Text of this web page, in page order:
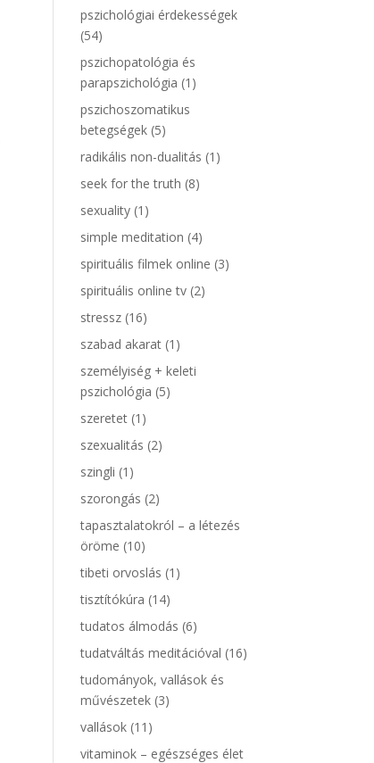
pszichológiai érdekességek
(54)
pszichopatológia és
parapszichológia (1)
pszichoszomatikus
betegségek (5)
radikális non-dualitás (1)
seek for the truth (8)
sexuality (1)
simple meditation (4)
spirituális filmek online (3)
spirituális online tv (2)
stressz (16)
szabad akarat (1)
személyiség + keleti
pszichológia (5)
szeretet (1)
szexualitás (2)
szingli (1)
szorongás (2)
tapasztalatokról – a létezés
öröme (10)
tibeti orvoslás (1)
tisztítókúra (14)
tudatos álmodás (6)
tudatváltás meditációval (16)
tudományok, vallások és
művészetek (3)
vallások (11)
vitaminok – egészséges élet